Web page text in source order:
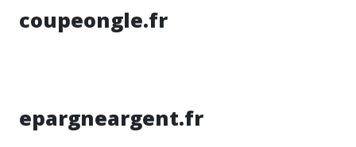
coupeongle.fr
epargneargent.fr